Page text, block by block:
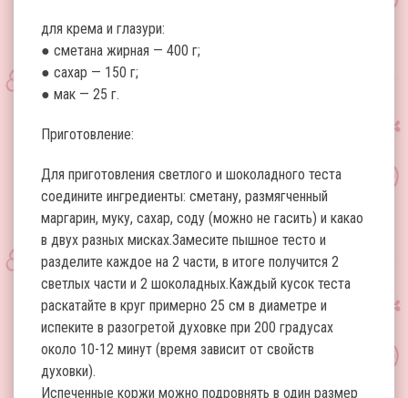
для крема и глазури:
● сметана жирная — 400 г;
● сахар — 150 г;
● мак — 25 г.
Приготовление:
Для приготовления светлого и шоколадного теста
соедините ингредиенты: сметану, размягченный
маргарин, муку, сахар, соду (можно не гасить) и какао
в двух разных мисках.Замесите пышное тесто и
разделите каждое на 2 части, в итоге получится 2
светлых части и 2 шоколадных.Каждый кусок теста
раскатайте в круг примерно 25 см в диаметре и
испеките в разогретой духовке при 200 градусах
около 10-12 минут (время зависит от свойств
духовки).
Испеченные коржи можно подровнять в один размер